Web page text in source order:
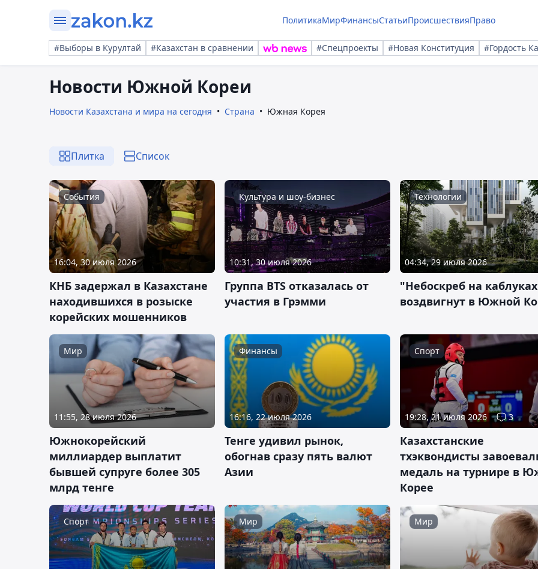
ПолитикаМирФинансыСтатьиПроисшествияПраво
#Выборы в Курултай #Казахстан в сравнении #Спецпроекты #Новая Конституция #Гордость
Новости Южной Кореи
Новости Казахстана и мира на сегодня Страна Южная Корея
Плитка Список
События
16:04, 30 июля 2026
КНБ задержал в Казахстане
находившихся в розыске
корейских мошенников
Культура и шоу-бизнес
10:31, 30 июля 2026
Группа BTS отказалась от
участия в Грэмми
Технологии
04:34, 29 июля 2026
"Небоскреб на
воздвигнут в Южной
Мир
11:55, 28 июля 2026
Южнокорейский
миллиардер выплатит
бывшей супруге более 305
млрд тенге
Финансы
16:16, 22 июля 2026
Тенге удивил рынок,
обогнав сразу пять валют
Азии
Спорт
19:28, 21 июля 2026 3
Казахстанские
тхэквондисты
медаль на турнире в
Корее
Спорт Мир Мир